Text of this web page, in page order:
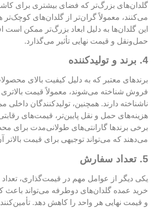
گلدان‌های بزرگ‌تر که فضای بیشتری برای
می‌کنند، معمولاً گران‌تر از گلدان‌های
این گلدان‌ها به دلیل ابعاد بزرگ‌تر ممکن است
حمل‌ونقل و قیمت نهایی تأثیر می‌گذارد.
4. برند و تولیدکننده
برندهای معتبر که به دلیل کیفیت بالای
فروش شناخته می‌شوند، معمولاً قیمت
ناشناخته دارند. همچنین، تولیدکنندگان
هزینه‌های حمل و نقل پایین‌تر، قیمت‌های
برخی برندها گارانتی‌های طولانی‌مدت برای
می‌دهند که می‌تواند توجیهی برای قیمت بالاتر
5. تعداد سفارش
یکی دیگر از عوامل مهم در قیمت‌گذاری،
خرید عمده گلدان‌های دوطرفه می‌تواند باعث
و قیمت نهایی هر واحد را کاهش دهد.